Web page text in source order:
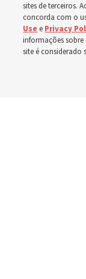
7 agosto 2026,
sites de terceiros.
concorda com o
Use e Privacy
informações
site é considerado